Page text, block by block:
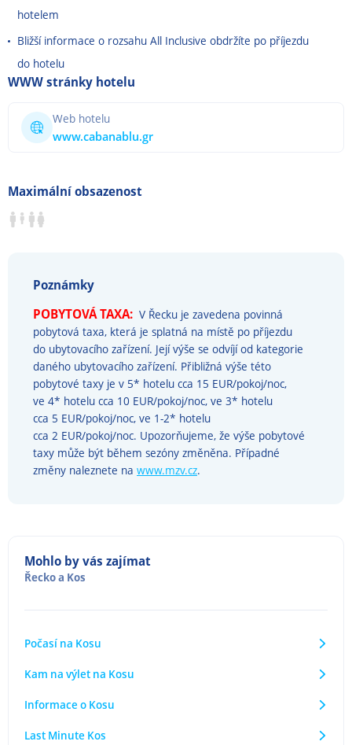
hotelem
Bližší informace o rozsahu All Inclusive obdržíte po příjezdu
do hotelu
WWW stránky hotelu
Web hotelu
www.cabanablu.gr
Maximální obsazenost
Poznámky
POBYTOVÁ TAXA: V Řecku je zavedena povinná
pobytová taxa, která je splatná na místě po příjezdu
do ubytovacího zařízení. Její výše se odvíjí od kategorie
daného ubytovacího zařízení. Přibližná výše této
pobytové taxy je v 5* hotelu cca 15 EUR/pokoj/noc,
ve 4* hotelu cca 10 EUR/pokoj/noc, ve 3* hotelu
cca 5 EUR/pokoj/noc, ve 1-2* hotelu
cca 2 EUR/pokoj/noc. Upozorňujeme, že výše pobytové
taxy může být během sezóny změněna. Případné
změny naleznete na www.mzv.cz.
Mohlo by vás zajímat
Řeckoa Kos
Počasí na Kosu
Kam na výlet na Kosu
Informace o Kosu
Last Minute Kos